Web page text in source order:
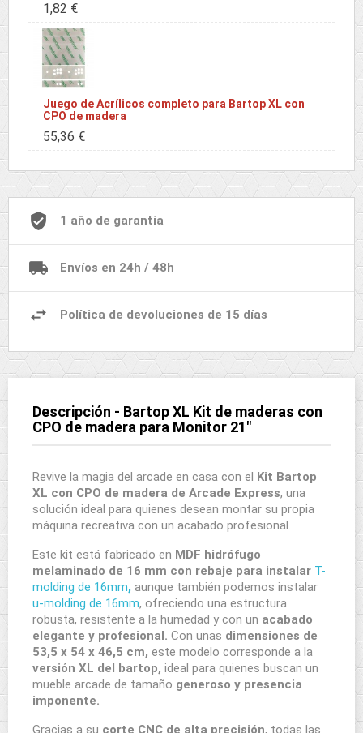
1,82 €
Juego de Acrílicos completo para Bartop XL con
CPO de madera
55,36 €
1 año de garantía
Envíos en 24h / 48h
Política de devoluciones de 15 días
Descripción - Bartop XL Kit de maderas con
CPO de madera para Monitor 21"
Revive la magia del arcade en casa con el Kit Bartop
XL con CPO de madera de Arcade Express, una
solución ideal para quienes desean montar su propia
máquina recreativa con un acabado profesional.
Este kit está fabricado en MDF hidrófugo
melaminado de 16 mm con rebaje para instalar T-
molding de 16mm, aunque también podemos instalar
u-molding de 16mm, ofreciendo una estructura
robusta, resistente a la humedad y con un acabado
elegante y profesional. Con unas dimensiones de
53,5 x 54 x 46,5 cm, este modelo corresponde a la
versión XL del bartop, ideal para quienes buscan un
mueble arcade de tamaño generoso y presencia
imponente.
Gracias a su corte CNC de alta precisión, todas las